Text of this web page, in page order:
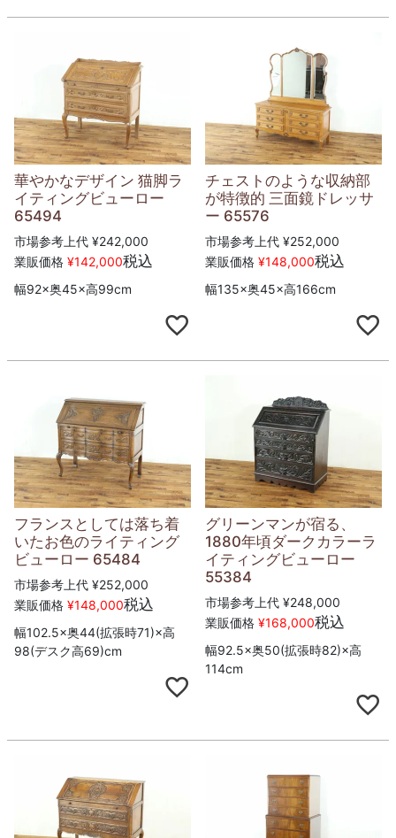
華やかなデザイン 猫脚ラ
イティングビューロー
65494
市場参考上代 ¥242,000
業販価格 ¥142,000税込
幅92×奥45×高99cm
チェストのような収納部
が特徴的 三面鏡ドレッサ
ー 65576
市場参考上代 ¥252,000
業販価格 ¥148,000税込
幅135×奥45×高166cm
フランスとしては落ち着
いたお色のライティング
ビューロー 65484
市場参考上代 ¥252,000
業販価格 ¥148,000税込
幅102.5×奥44(拡張時71)×高
98(デスク高69)cm
グリーンマンが宿る、
1880年頃ダークカラーラ
イティングビューロー
55384
市場参考上代 ¥248,000
業販価格 ¥168,000税込
幅92.5×奥50(拡張時82)×高
114cm